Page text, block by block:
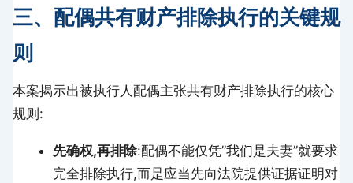
三、配偶共有财产排除执行的关键规
则
本案揭示出被执行人配偶主张共有财产排除执行的核心
规则:
先确权,再排除:配偶不能仅凭”我们是夫妻”就要求
完全排除执行,而是应当先向法院提供证据证明对